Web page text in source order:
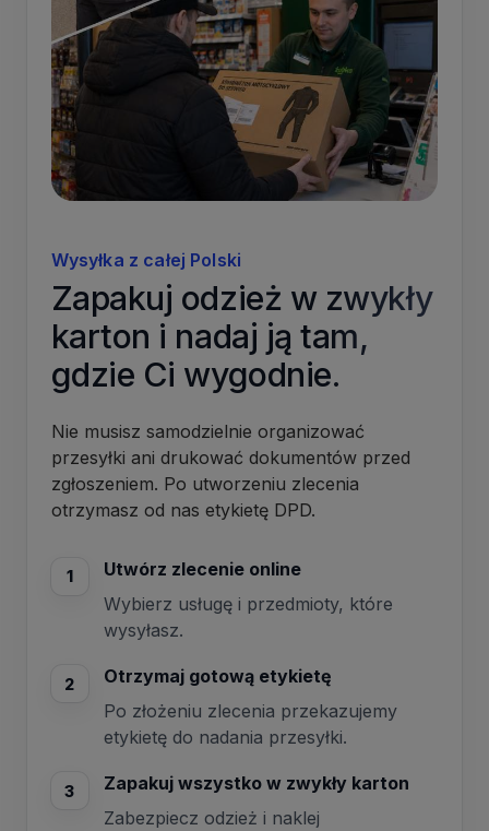
Wysyłka z całej Polski
Zapakuj odzież w zwykły
karton i nadaj ją tam,
gdzie Ci wygodnie.
Nie musisz samodzielnie organizować
przesyłki ani drukować dokumentów przed
zgłoszeniem. Po utworzeniu zlecenia
otrzymasz od nas etykietę DPD.
1
Utwórz zlecenie online
Wybierz usługę i przedmioty, które
wysyłasz.
2
Otrzymaj gotową etykietę
Po złożeniu zlecenia przekazujemy
etykietę do nadania przesyłki.
3
Zapakuj wszystko w zwykły karton
Zabezpiecz odzież i naklej